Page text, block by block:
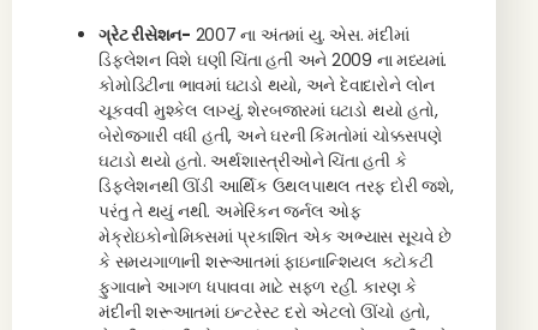
ગ્રેટ રીસેશન- 2007 ના અંતમાં યુ. એસ. મંદીમાં
ડિફ્લેશન વિશે ઘણી ચિંતા હતી અને 2009 ના મધ્યમાં.
કોમોડિટીના ભાવમાં ઘટાડો થયો, અને દેવાદારોને લોન
ચૂકવવી મુશ્કેલ લાગ્યું. શેરબજારમાં ઘટાડો થયો હતો,
બેરોજગારી વધી હતી, અને ઘરની કિંમતોમાં ચોક્કસપણે
ઘટાડો થયો હતો. અર્થશાસ્ત્રીઓને ચિંતા હતી કે
ડિફ્લેશનથી ઊંડી આર્થિક ઉથલપાથલ તરફ દોરી જશે,
પરંતુ તે થયું નથી. અમેરિકન જર્નલ ઓફ
મેક્રોઇકોનોમિક્સમાં પ્રકાશિત એક અભ્યાસ સૂચવે છે
કે સમયગાળાની શરૂઆતમાં ફાઇનાન્શિયલ કટોકટી
ફુગાવાને આગળ ધપાવવા માટે સફળ રહી. કારણ કે
મંદીની શરૂઆતમાં ઇન્ટરેસ્ટ દરો એટલો ઊંચો હતો,